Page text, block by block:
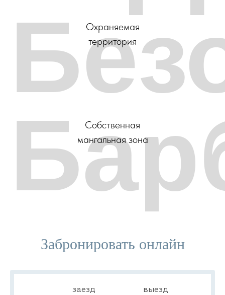
Охраняемая
территория
Собственная
мангальная зона
Забронировать онлайн
заезд выезд